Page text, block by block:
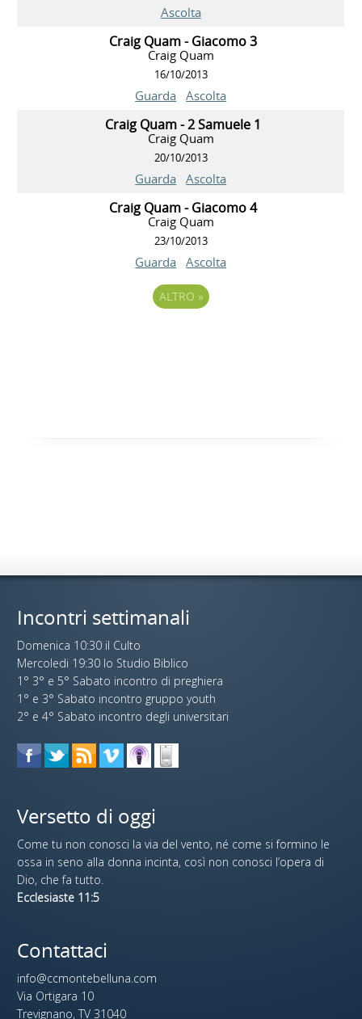
Ascolta
Craig Quam - Giacomo 3
Craig Quam
16/10/2013
Guarda Ascolta
Craig Quam - 2 Samuele 1
Craig Quam
20/10/2013
Guarda Ascolta
Craig Quam - Giacomo 4
Craig Quam
23/10/2013
Guarda Ascolta
ALTRO »
Incontri settimanali
Domenica 10:30 il Culto
Mercoledi 19:30 lo Studio Biblico
1° 3° e 5° Sabato incontro di preghiera
1° e 3° Sabato incontro gruppo youth
2° e 4° Sabato incontro degli universitari
Versetto di oggi
Come tu non conosci la via del vento, né come si formino le
ossa in seno alla donna incinta, così non conosci l’opera di
Dio, che fa tutto.
Ecclesiaste 11:5
Contattaci
info@ccmontebelluna.com
Via Ortigara 10
Trevignano, TV 31040